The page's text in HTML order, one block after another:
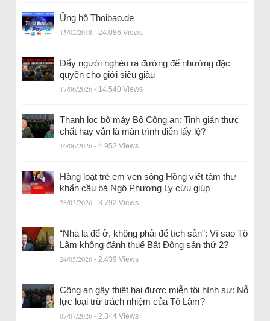
Ủng hộ Thoibao.de
15/02/2018 - 24.086 Views
Đẩy người nghèo ra đường để nhường đặc
quyền cho giới siêu giàu
17/06/2026 - 14.540 Views
Thanh lọc bộ máy Bộ Công an: Tinh giản thực
chất hay vẫn là màn trình diễn lấy lệ?
16/06/2026 - 4.952 Views
Hàng loạt trẻ em ven sông Hồng viết tâm thư
khẩn cầu bà Ngô Phương Ly cứu giúp
28/05/2026 - 3.792 Views
“Nhà là để ở, không phải để tích sản”: Vì sao Tô
Lâm không đánh thuế Bất Động sản thứ 2?
24/05/2026 - 2.439 Views
Công an gây thiệt hại được miễn tội hình sự: Nỗ
lực loại trừ trách nhiệm của Tô Lâm?
07/07/2026 - 2.344 Views